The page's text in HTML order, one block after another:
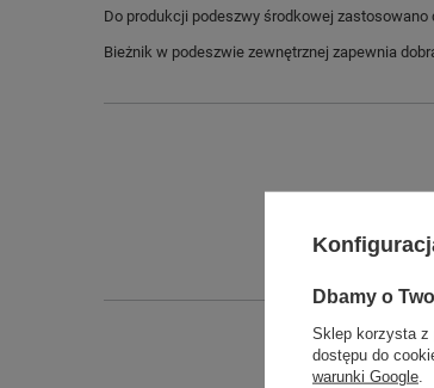
Do produkcji podeszwy środkowej zastosowano
Bieżnik w podeszwie zewnętrznej zapewnia
Dbamy o
Sklep korzysta z
dostępu do
warunki Google